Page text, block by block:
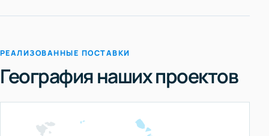
РЕАЛИЗОВАННЫЕ ПОСТАВКИ
География наших проектов